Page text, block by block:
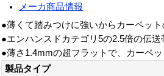
メーカ商品情報
●薄くて踏みつけに強いからカーペット
●エンハンスドカテゴリ5の2.5倍の伝送
●薄さ1.4mmの超フラットで、カーペ
製品タイプ